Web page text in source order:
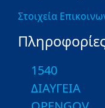
Στοιχεία
1540
ΔΙΑΥΓΕΙΑ